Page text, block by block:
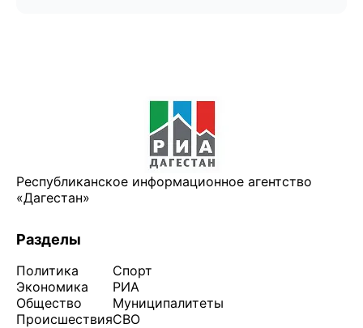
Республиканское информационное агентство
«Дагестан»
Разделы
Политика
Экономика
Общество
Происшествия
Спорт
РИА
Муниципалитеты
СВО